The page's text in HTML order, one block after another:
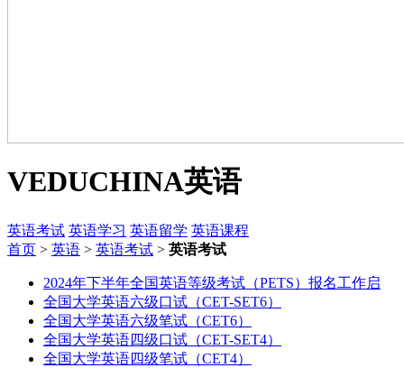
VEDUCHINA英语
英语考试 英语学习 英语留学 英语课程
首页 > 英语 > 英语考试 > 英语考试
2024年下半年全国英语等级考试（PETS）报名工作启
全国大学英语六级口试（CET-SET6）
全国大学英语六级笔试（CET6）
全国大学英语四级口试（CET-SET4）
全国大学英语四级笔试（CET4）